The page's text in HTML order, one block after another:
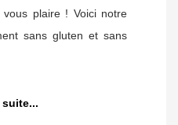
plaire ! Voici notre
sans gluten et sans
suite...